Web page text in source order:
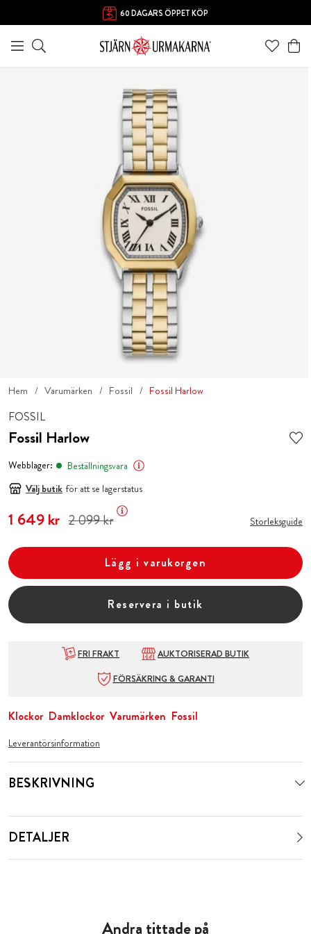
60 DAGARS ÖPPET KÖP
Hem Varumärken Fossil Fossil Harlow
FOSSIL
Fossil Harlow
Webblager:
Beställningsvara
Välj butik för att se lagerstatus
Nuvarande pris :1 649 krTidigare pris
1 649 kr 2 099 kr Storleksguide
Lägg i varukorgen
Reservera i butik
FRI FRAKT
AUKTORISERAD BUTIK
FÖRSÄKRING & GARANTI
Klockor Damklockor Varumärken Fossil
Leverantörsinformation
BESKRIVNING
DETALJER
Andra tittade på